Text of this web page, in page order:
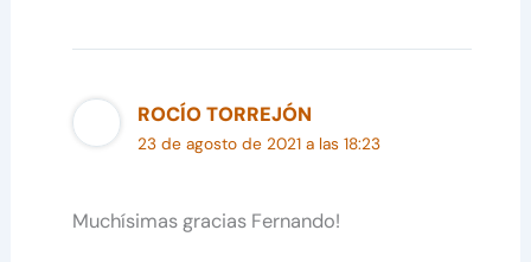
ROCÍO TORREJÓN
23 de agosto de 2021 a las 18:23
Muchísimas gracias Fernando!